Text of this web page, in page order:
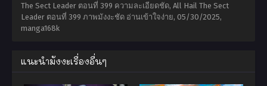
The Sect Leader ตอนที่ 399 ความละเอียดชัด, All Hail The Sect
Leader ตอนที่ 399 ภาพมังงะชัด อ่านเข้าใจง่าย, 05/30/2025,
manga168k
แนะนำมังงะเรื่องอื่นๆ